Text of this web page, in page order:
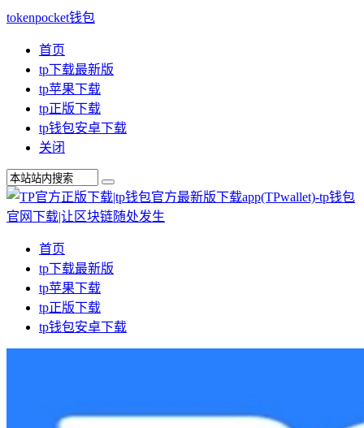
tokenpocket钱包
首页
tp下载最新版
tp苹果下载
tp正版下载
tp钱包安卓下载
关闭
首页
tp下载最新版
tp苹果下载
tp正版下载
tp钱包安卓下载